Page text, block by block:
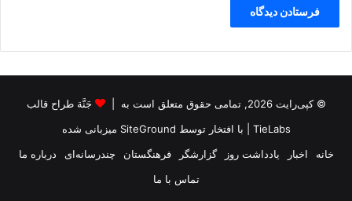
© کپی‌رایت 2026, تمامی حقوق متعلق است به |
جَنَّة طراح قالب
TieLabs | با افتخار توسط SiteGround میزبانی شده
خانه
اخبار یادداشت روز گزارشگر فرهنگستان چندرسانه‌ای
درباره ما
تماس با ما